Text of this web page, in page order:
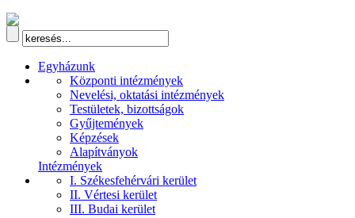
Egyházunk
Központi intézmények
Nevelési, oktatási intézmények
Testületek, bizottságok
Gyűjtemények
Képzések
Alapítványok
Intézmények
I. Székesfehérvári kerület
II. Vértesi kerület
III. Budai kerület